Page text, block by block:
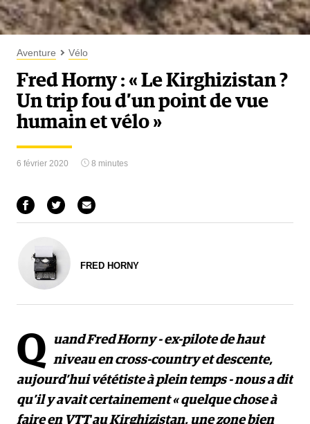
Aventure Vélo
Fred Horny : « Le Kirghizistan ?
Un trip fou d’un point de vue
humain et vélo »
6 février 2020 8 minutes
FRED HORNY
Q
uand Fred Horny - ex-pilote de haut
niveau en cross-country et descente,
aujourd’hui vététiste à plein temps - nous a dit
qu’il y avait certainement « quelque chose à
faire en VTT au Kirghizistan, une zone bien